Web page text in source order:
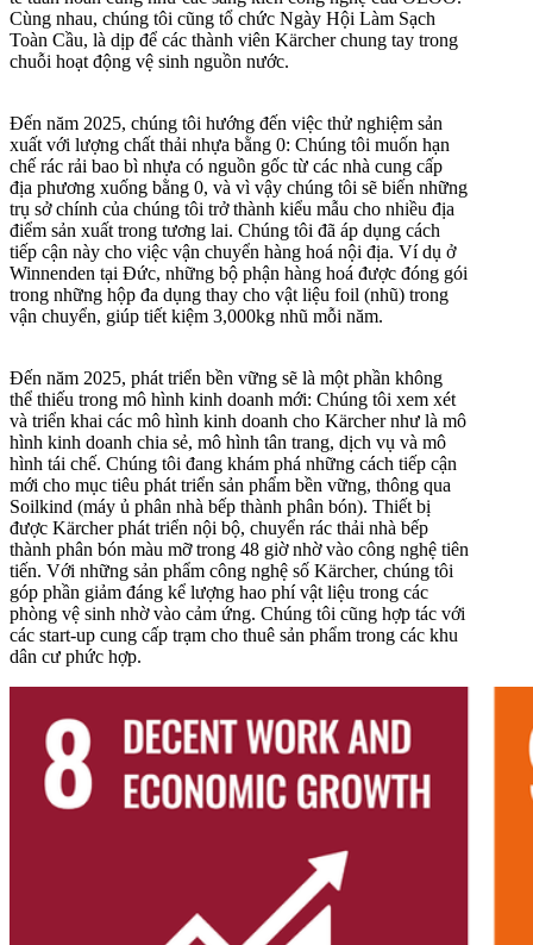
Cùng nhau, chúng tôi cũng tổ chức Ngày Hội Làm Sạch
Toàn Cầu, là dịp để các thành viên Kärcher chung tay trong
chuỗi hoạt động vệ sinh nguồn nước.
Đến năm 2025, chúng tôi hướng đến việc thử nghiệm sản
xuất với lượng chất thải nhựa bằng 0: Chúng tôi muốn hạn
chế rác rải bao bì nhựa có nguồn gốc từ các nhà cung cấp
địa phương xuống bằng 0, và vì vậy chúng tôi sẽ biến những
trụ sở chính của chúng tôi trở thành kiểu mẫu cho nhiều địa
điểm sản xuất trong tương lai. Chúng tôi đã áp dụng cách
tiếp cận này cho việc vận chuyển hàng hoá nội địa. Ví dụ ở
Winnenden tại Đức, những bộ phận hàng hoá được đóng gói
trong những hộp đa dụng thay cho vật liệu foil (nhũ) trong
vận chuyển, giúp tiết kiệm 3,000kg nhũ mỗi năm.
Đến năm 2025, phát triển bền vững sẽ là một phần không
thể thiếu trong mô hình kinh doanh mới: Chúng tôi xem xét
và triển khai các mô hình kinh doanh cho Kärcher như là mô
hình kinh doanh chia sẻ, mô hình tân trang, dịch vụ và mô
hình tái chế. Chúng tôi đang khám phá những cách tiếp cận
mới cho mục tiêu phát triển sản phẩm bền vững, thông qua
Soilkind (máy ủ phân nhà bếp thành phân bón). Thiết bị
được Kärcher phát triển nội bộ, chuyển rác thải nhà bếp
thành phân bón màu mỡ trong 48 giờ nhờ vào công nghệ tiên
tiến. Với những sản phẩm công nghệ số Kärcher, chúng tôi
góp phần giảm đáng kể lượng hao phí vật liệu trong các
phòng vệ sinh nhờ vào cảm ứng. Chúng tôi cũng hợp tác với
các start-up cung cấp trạm cho thuê sản phẩm trong các khu
dân cư phức hợp.